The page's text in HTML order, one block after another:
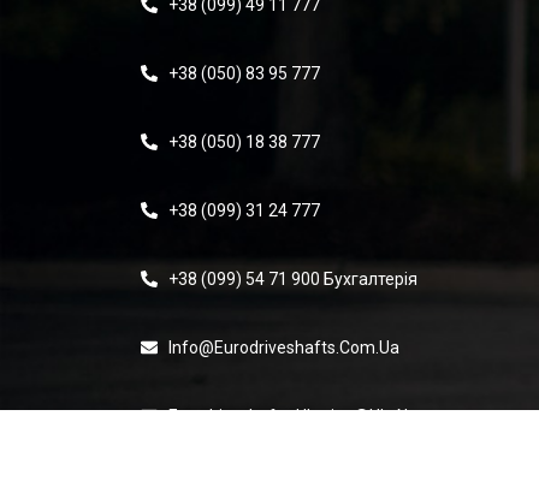
+38 (099) 49 11 777
+38 (050) 83 95 777
+38 (050) 18 38 777
+38 (099) 31 24 777
+38 (099) 54 71 900 Бухгалтерія
Info@eurodriveshafts.com.ua
Eurodriveshafts-Ukraine@ukr.net